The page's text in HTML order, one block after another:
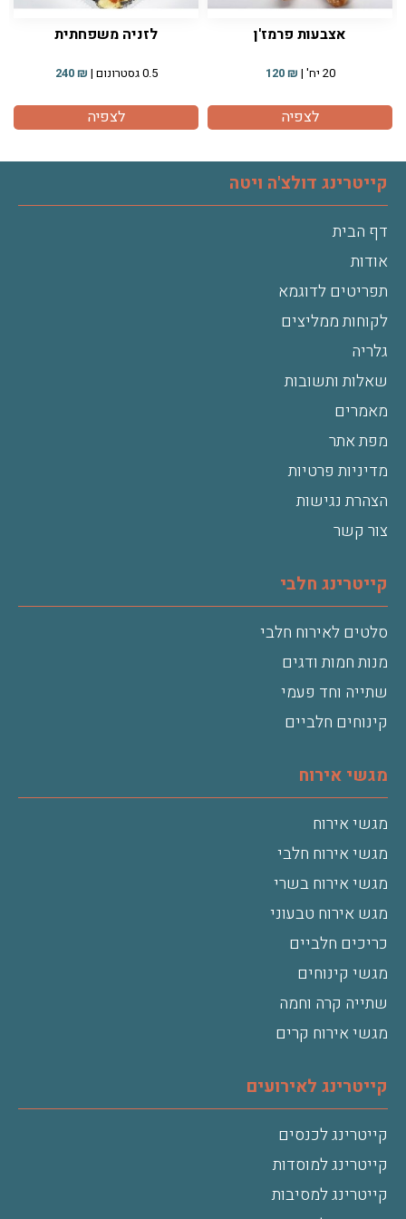
אצבעות פרמז'ן
20 יח' | ₪
120
לצפיה
לזניה משפחתית
0.5 גסטרונום | ₪
240
לצפיה
קייטרינג דולצ'ה ויטה
דף הבית
אודות
תפריטים לדוגמא
לקוחות ממליצים
גלריה
שאלות ותשובות
מאמרים
מפת אתר
מדיניות פרטיות
הצהרת נגישות
צור קשר
קייטרינג חלבי
סלטים לאירוח חלבי
מנות חמות ודגים
שתייה וחד פעמי
קינוחים חלביים
מגשי אירוח
מגשי אירוח
מגשי אירוח חלבי
מגשי אירוח בשרי
מגש אירוח טבעוני
כריכים חלביים
מגשי קינוחים
שתייה קרה וחמה
מגשי אירוח קרים
קייטרינג לאירועים
קייטרינג לכנסים
קייטרינג למוסדות
קייטרינג למסיבות